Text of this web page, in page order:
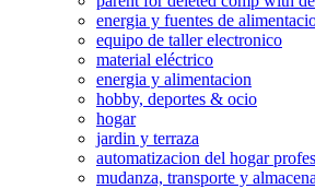
energia y fuentes de
equipo de taller electronico
material eléctrico
energia y alimentacion
hobby, deportes & ocio
hogar
jardin y terraza
automatizacion del hogar
mudanza, transporte y